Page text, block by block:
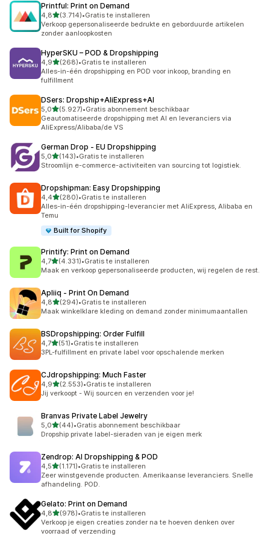
Printful: Print on Demand
4,8van 5 sterren
(3.714)
3714 recensies in totaal
•Gratis te installeren
Verkoop gepersonaliseerde bedrukte en geborduurde artikelen
zonder aanloopkosten
HyperSKU – POD & Dropshipping
4,9van 5 sterren
(268)
268 recensies in totaal
•Gratis te installeren
Alles-in-één dropshipping en POD voor inkoop, branding en
fulfillment
DSers: Dropship+AliExpress+AI
5,0van 5 sterren
(5.927)
5927 recensies in totaal
•Gratis abonnement beschikbaar
Geautomatiseerde dropshipping met AI en leveranciers via
AliExpress/Alibaba/de VS
German Drop ‑ EU Dropshipping
5,0van 5 sterren
(143)
143 recensies in totaal
•Gratis te installeren
Stroomlijn e-commerce-activiteiten van sourcing tot logistiek.
Dropshipman: Easy Dropshipping
4,4van 5 sterren
(280)
280 recensies in totaal
•Gratis te installeren
Alles-in-één dropshipping-leverancier met AliExpress, Alibaba en
Temu
Built for Shopify
Printify: Print on Demand
4,7van 5 sterren
(4.331)
4331 recensies in totaal
•Gratis te installeren
Maak en verkoop gepersonaliseerde producten, wij regelen de rest.
Apliiq ‑ Print On Demand
4,8van 5 sterren
(294)
294 recensies in totaal
•Gratis te installeren
Maak winkelklare kleding on demand zonder minimumaantallen
BSDropshipping: Order Fulfill
4,7van 5 sterren
(51)
51 recensies in totaal
•Gratis te installeren
3PL-fulfillment en private label voor opschalende merken
CJdropshipping: Much Faster
4,9van 5 sterren
(2.553)
2553 recensies in totaal
•Gratis te installeren
Jij verkoopt - Wij sourcen en verzenden voor je!
Branvas Private Label Jewelry
5,0van 5 sterren
(44)
44 recensies in totaal
•Gratis abonnement beschikbaar
Dropship private label-sieraden van je eigen merk
Zendrop: AI Dropshipping & POD
4,5van 5 sterren
(1.171)
1171 recensies in totaal
•Gratis te installeren
Zeer winstgevende producten. Amerikaanse leveranciers. Snelle
afhandeling. POD.
Gelato: Print on Demand
4,8van 5 sterren
(978)
978 recensies in totaal
•Gratis te installeren
Verkoop je eigen creaties zonder na te hoeven denken over
voorraad of verzending